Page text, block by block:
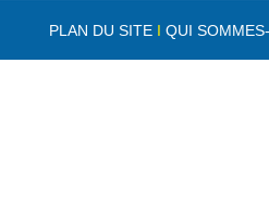
PLAN DU SITE IQUI